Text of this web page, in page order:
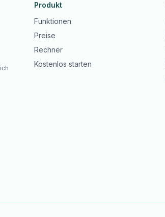
Produkt
Funktionen
Preise
Rechner
Kostenlos starten